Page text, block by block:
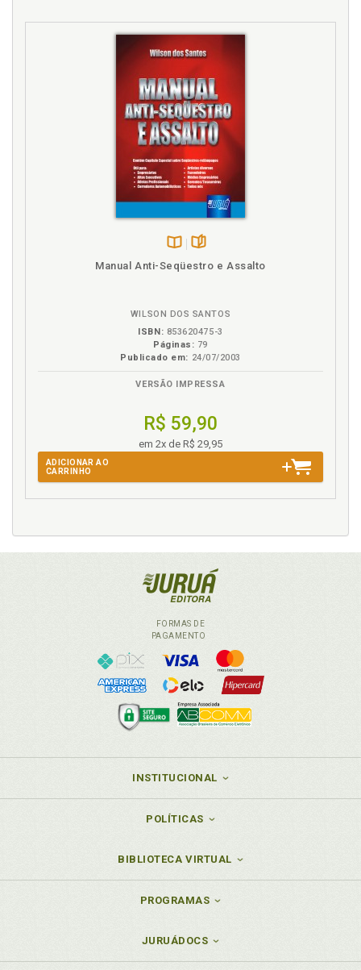
na
Manual Anti-Seqüestro e Assalto
WILSON DOS SANTOS
ISBN: 853620475-3
Páginas: 79
Publicado em: 24/07/2003
VERSÃO IMPRESSA
R$ 59,90
em 2x de R$ 29,95
ADICIONAR AO
CARRINHO
FORMAS DE
PAGAMENTO
INSTITUCIONAL
POLÍTICAS
BIBLIOTECA VIRTUAL
PROGRAMAS
JURUÁDOCS